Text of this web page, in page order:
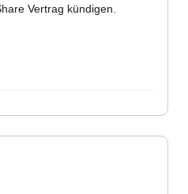
Vertrag kündigen.